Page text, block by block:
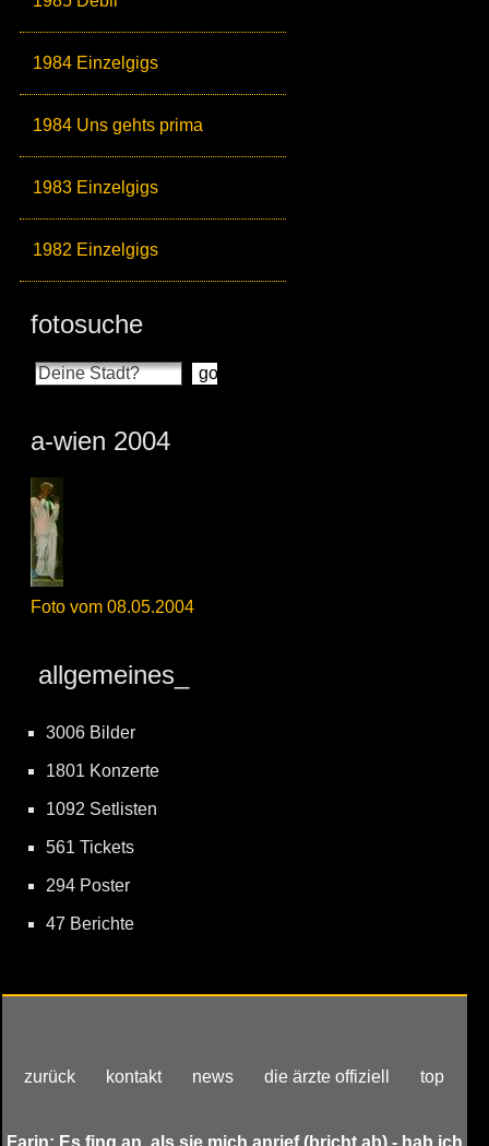
1984 Einzelgigs
1984 Uns gehts prima
1983 Einzelgigs
1982 Einzelgigs
fotosuche
a-wien 2004
Foto vom 08.05.2004
allgemeines_
3006 Bilder
1801 Konzerte
1092 Setlisten
561 Tickets
294 Poster
47 Berichte
zurück kontakt news die ärzte offiziell top
Farin: Es fing an, als sie mich anrief (bricht ab) - hab ich